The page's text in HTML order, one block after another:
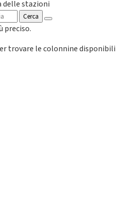
delle stazioni
Cerca
preciso.
trovare le colonnine disponibili